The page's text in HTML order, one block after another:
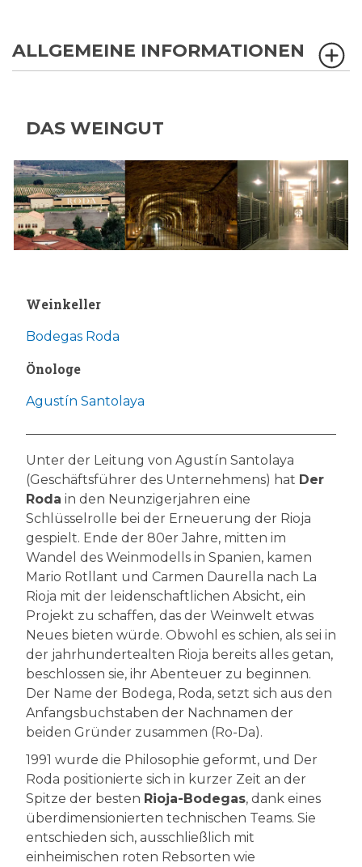
ALLGEMEINE INFORMATIONEN
DAS WEINGUT
Weinkeller
Bodegas Roda
Önologe
Agustín Santolaya
Unter der Leitung von Agustín Santolaya
(Geschäftsführer des Unternehmens) hat Der
Roda in den Neunzigerjahren eine
Schlüsselrolle bei der Erneuerung der Rioja
gespielt. Ende der 80er Jahre, mitten im
Wandel des Weinmodells in Spanien, kamen
Mario Rotllant und Carmen Daurella nach La
Rioja mit der leidenschaftlichen Absicht, ein
Projekt zu schaffen, das der Weinwelt etwas
Neues bieten würde. Obwohl es schien, als sei in
der jahrhundertealten Rioja bereits alles getan,
beschlossen sie, ihr Abenteuer zu beginnen.
Der Name der Bodega, Roda, setzt sich aus den
Anfangsbuchstaben der Nachnamen der
beiden Gründer zusammen (Ro-Da).
1991 wurde die Philosophie geformt, und Der
Roda positionierte sich in kurzer Zeit an der
Spitze der besten Rioja-Bodegas, dank eines
überdimensionierten technischen Teams. Sie
entschieden sich, ausschließlich mit
einheimischen roten Rebsorten wie